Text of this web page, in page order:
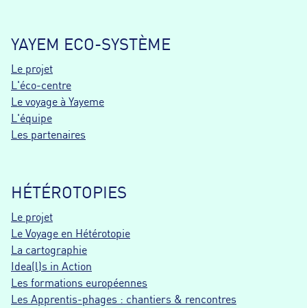
YAYEM ECO-SYSTÈME
Le projet
L'éco-centre
Le voyage à Yayeme
L'équipe
Les partenaires
HÉTÉROTOPIES
Le projet
Le Voyage en Hétérotopie
La cartographie
Idea(l)s in Action
Les formations européennes
Les Apprentis-phages : chantiers & rencontres